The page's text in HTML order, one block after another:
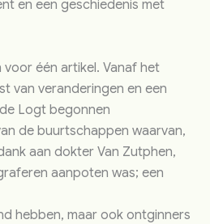
en een geschiedenis met
één artikel. Vanaf het
van veranderingen en een
Logt begonnen
de buurtschappen waarvan,
aan dokter Van Zutphen,
aanpoten was; een
hebben, maar ook ontginners